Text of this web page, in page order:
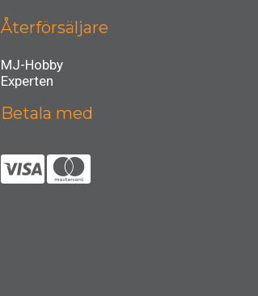
Återförsäljare
MJ-Hobby
Experten
Betala med